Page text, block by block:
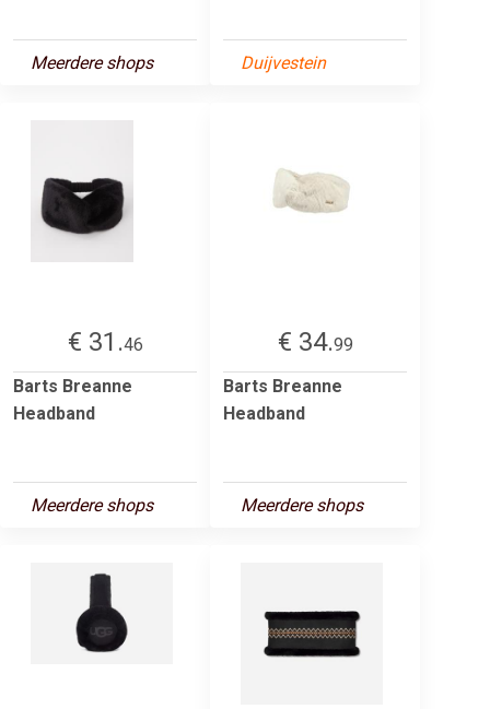
Meerdere shops Duijvestein
€ 31.46
Barts Breanne
Headband
Meerdere shops
€ 34.99
Barts Breanne
Headband
Meerdere shops